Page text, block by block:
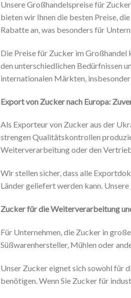
Unsere Großhandelspreise für
bieten wir Ihnen die besten Preise,
Rabatte an, was besonders für
Die Preise für Zucker im Großhandel
den unterschiedlichen Bedürfnissen
internationalen Märkten,
Export von Zucker nach Europa:
Als Exporteur von Zucker aus der
strengen Qualitätskontrollen
Weiterverarbeitung oder den
Wir stellen sicher, dass alle
Länder geliefert werden kann.
Zucker für die Weiterverarbeitung
Für Unternehmen, die Zucker in
Süßwarenhersteller, Mühlen oder
Unser Zucker eignet sich sowohl für
benötigen. Wenn Sie Zucker für